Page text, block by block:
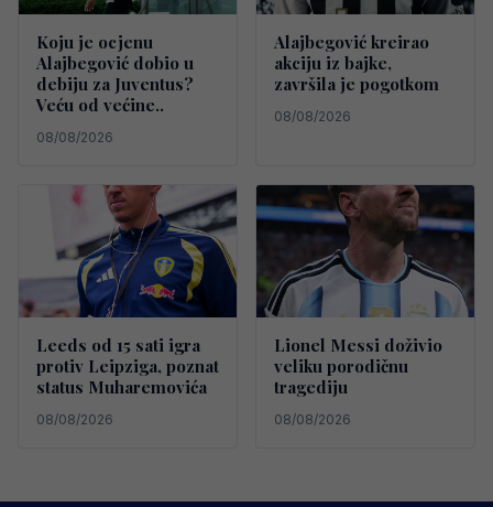
Koju je ocjenu
Alajbegović dobio u
debiju za Juventus?
Veću od većine..
08/08/2026
Alajbegović kreirao
akciju iz bajke,
završila je pogotkom
08/08/2026
Leeds od 15 sati igra
protiv Leipziga, poznat
status Muharemovića
08/08/2026
Lionel Messi doživio
veliku porodičnu
tragediju
08/08/2026